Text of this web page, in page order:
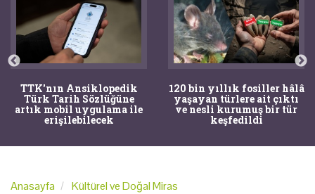
TTK'nın Ansiklopedik
Türk Tarih Sözlüğüne
artık mobil uygulama ile
erişilebilecek
120 bin yıllık fosiller hâlâ
yaşayan türlere ait çıktı
ve nesli kurumuş bir tür
keşfedildi
Anasayfa Kültürel ve Doğal Miras